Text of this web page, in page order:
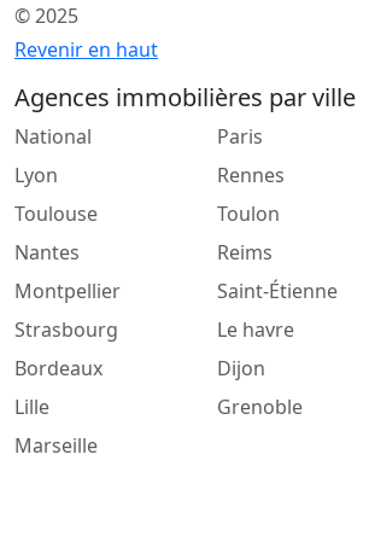
© 2025
Revenir en haut
Agences immobilières par ville
National
Lyon
Toulouse
Nantes
Montpellier
Strasbourg
Bordeaux
Lille
Marseille
Paris
Rennes
Toulon
Reims
Saint-Étienne
Le havre
Dijon
Grenoble